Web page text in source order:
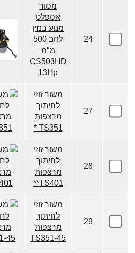
24
מסור
אספלט
מנוע בנזין
להב 500
מ"מ
CS503HD
13Hp
27
משור זוזי
לחיתוך
מרצפות
TS351 *
28
משור זוזי
לחיתוך
מרצפות
TS401**
29
משור זוזי
לחיתוך
מרצפות
TS351-45